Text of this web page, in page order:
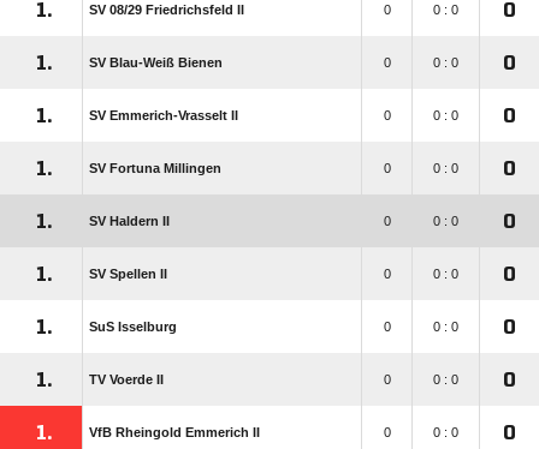
1. SV 08/​29 Friedrichsfeld II 0 0 : 0 0
1. SV Blau-Weiß Bienen 0 0 : 0 0
1. SV Emmerich-Vrasselt II 0 0 : 0 0
1. SV Fortuna Millingen 0 0 : 0 0
1. SV Haldern II 0 0 : 0 0
1. SV Spellen II 0 0 : 0 0
1. SuS Isselburg 0 0 : 0 0
1. TV Voerde II 0 0 : 0 0
1. VfB Rheingold Emmerich II 0 0 : 0 0